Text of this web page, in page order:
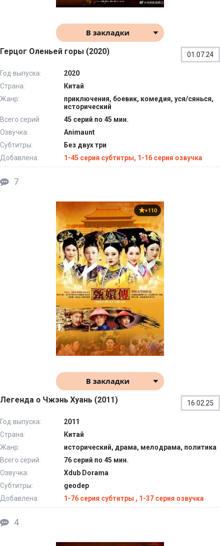
В закладки
Герцог Оленьей горы (2020) 01.07.24
Год выпуска:
2020
Страна:
Китай
Жанр:
приключения, боевик, комедия, уся/сянься,
исторический
Всего серий:
45 серий по 45 мин.
Озвучка:
Animaunt
Субтитры:
Без двух три
Добавлена:
1-45 серия субтитры, 1-16 серия озвучка
7
+110
В закладки
Легенда о Чжэнь Хуань (2011) 16.02.25
Год выпуска:
2011
Страна:
Китай
Жанр:
исторический, драма, мелодрама, политика
Всего серий:
76 серий по 45 мин.
Озвучка:
Xdub Dorama
Субтитры:
geodep
Добавлена:
1-76 серия субтитры , 1-37 серия озвучка
4